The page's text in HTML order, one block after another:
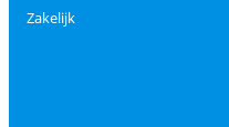
Zakelijk